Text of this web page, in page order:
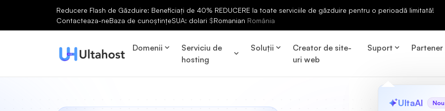
Reducere Flash de Găzduire: Beneficiați de 40% REDUCERE la toate serviciile de găzduire pentru o perioadă limitată!
Contacteaza-neBaza de cunoștințeSUA: dolari $Romanian România
Domenii
Serviciu de
hosting
Soluții
Creator de site-
uri web
Suport Partener
UltaAI Nou